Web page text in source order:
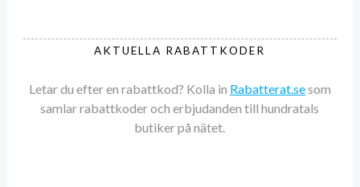
AKTUELLA RABATTKODER
Letar du efter en rabattkod? Kolla in Rabatterat.sesom
samlar rabattkoder och erbjudanden till hundratals
butiker på nätet.